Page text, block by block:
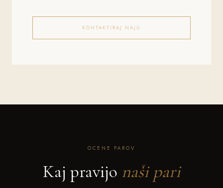
KONTAKTIRAJ NAJU
OCENE PAROV
Kaj pravijo naši pari